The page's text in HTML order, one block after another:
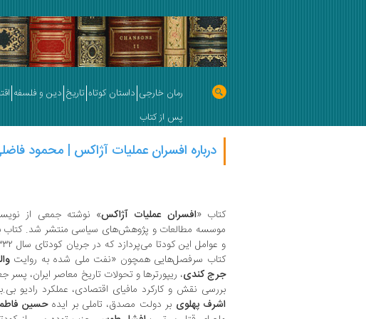
رمان خارجی داستان کوتاه تاریخ دین و فلسفه
پس از کتاب
درباره افسران عملیات آژاکس | محمود
کتاب «افسران عملیات آژاکس» نوشته جمعی از
موسسه مطالعات و پژوهش‌های سیاسی منتشر شد. کتاب
کتاب سرفصل‌هایی همچون «نفت ملی شده به روایت
جرج کندی، ریپورترها و تحولات تاریخ معاصر ایران،
بررسی نقش و کارکرد مافیای اقتصادی، عملکرد رادیو
اشرف پهلوی بر دولت مصدق، تاملی بر ایدهحسین